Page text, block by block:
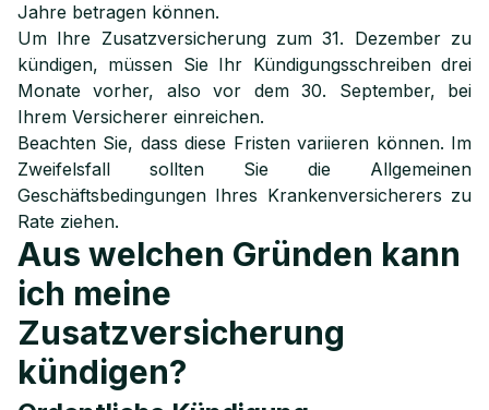
Jahre betragen können.
Um Ihre Zusatzversicherung zum 31. Dezember zu
kündigen, müssen Sie Ihr Kündigungsschreiben drei
Monate vorher, also vor dem 30. September, bei
Ihrem Versicherer einreichen.
Beachten Sie, dass diese Fristen variieren können. Im
Zweifelsfall sollten Sie die Allgemeinen
Geschäftsbedingungen Ihres Krankenversicherers zu
Rate ziehen.
Aus welchen Gründen kann
ich meine
Zusatzversicherung
kündigen?